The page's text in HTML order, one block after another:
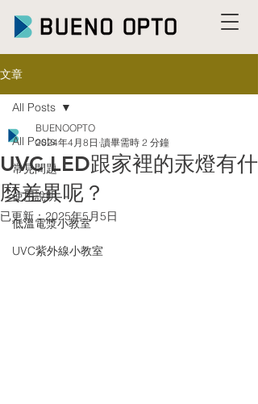
文章
All Posts
常見問題
使用說明
低溫電漿小教室
UVC紫外線小教室
All Posts
UVC LED跟家裡的汞燈有什
麼差異呢？
BUENOOPTO
2024年4月8日 讀畢需時 2 分鐘
已更新：2025年5月5日